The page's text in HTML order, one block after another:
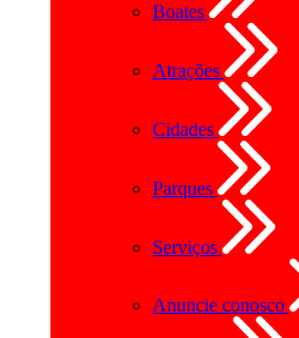
Boates
Atrações
Cidades
Parques
Serviços
Anuncie conosco